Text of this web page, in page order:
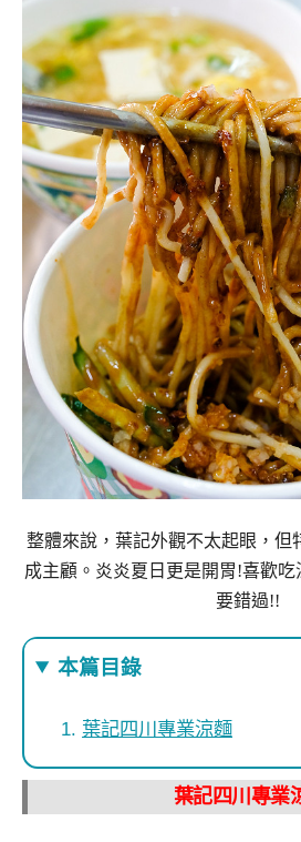
整體來說，葉記外觀不太起眼，但
成主顧。炎炎夏日更是開胃!喜歡
要錯過!!
本篇目錄
葉記四川專業涼麵
葉記四川專業